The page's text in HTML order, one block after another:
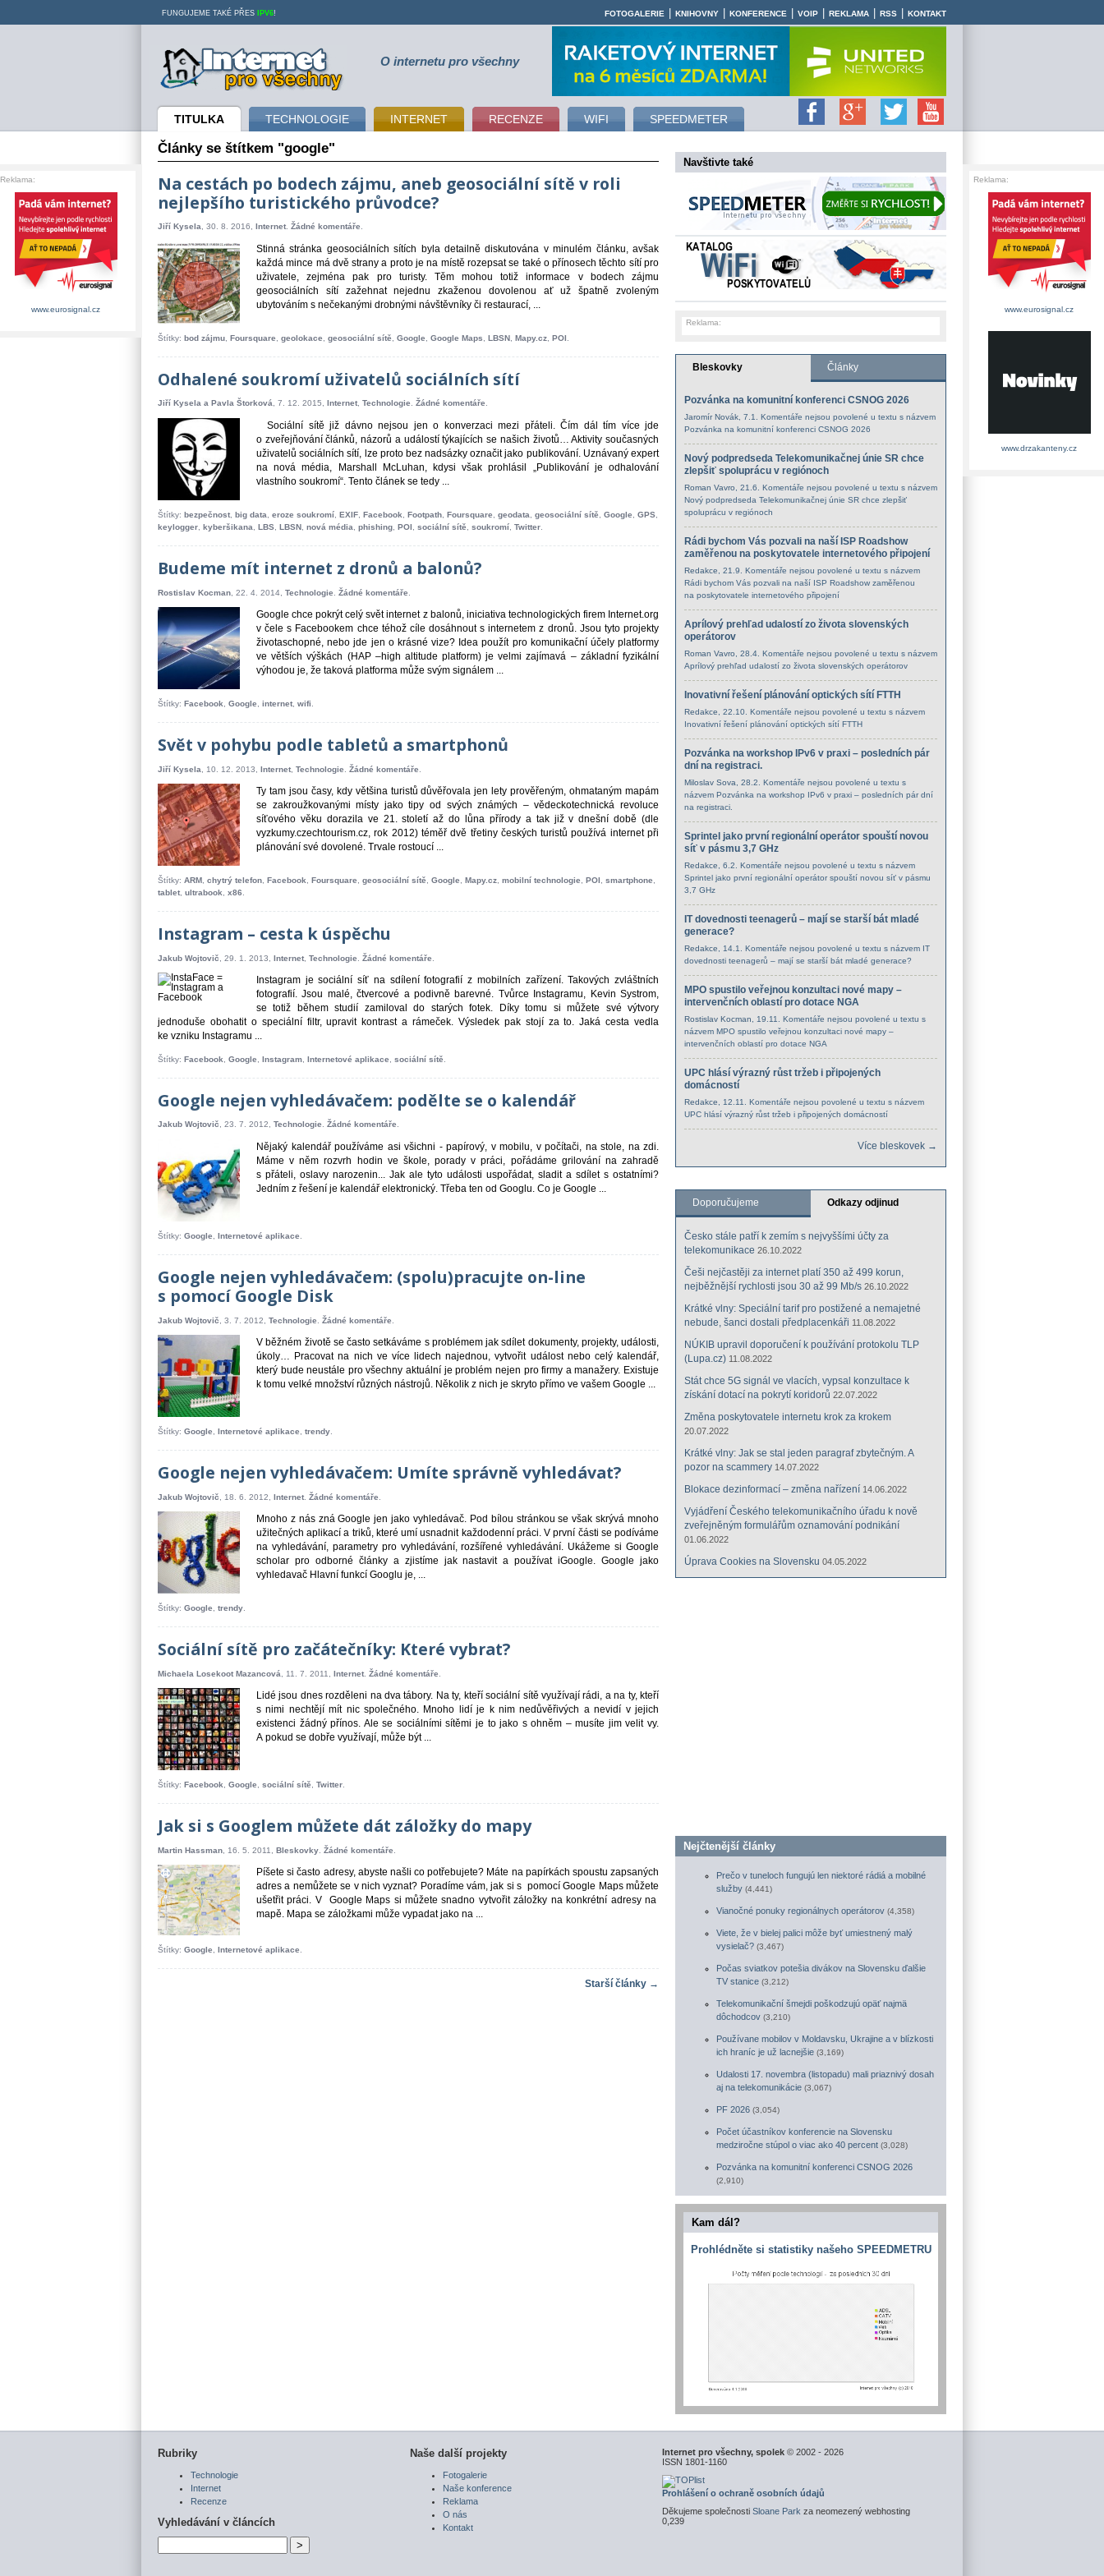
Internet pro všechny O internetu pro všechny
TITULKA TECHNOLOGIE INTERNET RECENZE WIFI SPEEDMETER
FUNGUJEME TAKÉ PŘES IPV6! FOTOGALERIE KNIHOVNY KONFERENCE VOIP REKLAMA RSS KONTAKT
Články se štítkem "google"
Na cestách po bodech zájmu, aneb geosociální sítě v roli
nejlepšího turistického průvodce?
Jiří Kysela, 30. 8. 2016, Internet. Žádné komentáře.
Stinná stránka geosociálních sítích byla detailně diskutována v minulém článku, avšak
každá mince má dvě strany a proto je na místě rozepsat se také o přínosech těchto sítí pro
uživatele, zejména pak pro turisty. Těm mohou totiž informace v bodech zájmu
geosociálních sítí zažehnat nejednu zkaženou dovolenou ať už špatně zvoleným
ubytováním s nečekanými drobnými návštěvníky či restaurací, ...
Štítky: bod zájmu Foursquare geolokace geosociální sítě Google Google Maps LBSN Mapy.cz POI
Odhalené soukromí uživatelů sociálních sítí
Jiří Kysela a Pavla Štorková, 7. 12. 2015, Internet, Technologie. Žádné komentáře.
Sociální sítě již dávno nejsou jen o konverzaci mezi přáteli. Čím dál tím více jde
o zveřejňování článků, názorů a událostí týkajících se našich životů… Aktivity současných
uživatelů sociálních sítí, lze proto bez nadsázky označit jako publikování. Uznávaný expert
na nová média, Marshall McLuhan, kdysi však prohlásil „Publikování je odhalování
vlastního soukromí“. Tento článek se tedy ...
Štítky: bezpečnost big data eroze soukromí EXIF Facebook Footpath Foursquare geodata geosociální sítě Google GPS
keylogger kyberšikana LBS LBSN nová média phishing POI sociální sítě soukromí Twitter
Budeme mít internet z dronů a balonů?
Rostislav Kocman , 22. 4. 2014, Technologie Žádné komentáře
Google chce pokrýt celý svět internet z balonů, iniciativa technologických firem Internet.org
v čele s Facebookem chce téhož cíle dosáhnout s internetem z dronů. Jsou tyto projekty
životaschopné, nebo jde jen o krásné vize? Idea použít pro komunikační účely platformy
ve větších výškách (HAP –high altitude platform) je velmi zajímavá – základní fyzikální
výhodou je, že taková platforma může svým signálem ...
Štítky: Facebook Google internet wifi
Svět v pohybu podle tabletů a smartphonů
Jiří Kysela , 10. 12. 2013, Internet Technologie Žádné komentáře
Ty tam jsou časy, kdy většina turistů důvěřovala jen lety prověřeným, ohmataným mapám
se zakroužkovanými místy jako tipy od svých známých – vědeckotechnická revoluce
síťového věku dorazila ve 21. století až do lůna přírody a tak již v dnešní době (dle
vyzkumy.czechtourism.cz, rok 2012) téměř dvě třetiny českých turistů používá internet při
plánování své dovolené. Trvale rostoucí ...
Štítky: ARM chytrý telefon Facebook Foursquare geosociální sítě Google Mapy.cz mobilní technologie POI smartphone
tablet ultrabook x86
Instagram – cesta k úspěchu
Jakub Wojtovič , 29. 1. 2013, Internet Technologie Žádné komentáře
Instagram je sociální síť na sdílení fotografií z mobilních zařízení. Takových zvláštních
fotografií. Jsou malé, čtvercové a podivně barevné. Tvůrce Instagramu, Kevin Systrom,
se totiž během studií zamiloval do starých fotek. Díky tomu si můžete své výtvory
jednoduše obohatit o speciální filtr, upravit kontrast a rámeček. Výsledek pak stojí za to. Jaká cesta vedla
ke vzniku Instagramu ...
Štítky: Facebook Google Instagram Internetové aplikace sociální sítě
Google nejen vyhledávačem: podělte se o kalendář
Jakub Wojtovič, 23. 7. 2012, Technologie. Žádné komentáře.
Nějaký kalendář používáme asi všichni - papírový, v mobilu, v počítači, na stole, na zdi.
Máme v něm rozvrh hodin ve škole, porady v práci, pořádáme grilování na zahradě
s přáteli, oslavy narozenin... Jak ale tyto události uspořádat, sladit a sdílet s ostatními?
Jedním z řešení je kalendář elektronický. Třeba ten od Googlu. Co je Google ...
Štítky: Google Internetové aplikace
Google nejen vyhledávačem: (spolu)pracujte on-line
s pomocí Google Disk
Jakub Wojtovič , 3. 7. 2012, Technologie Žádné komentáře
V běžném životě se často setkáváme s problémem jak sdílet dokumenty, projekty, události,
úkoly… Pracovat na nich ve více lidech najednou, vytvořit událost nebo celý kalendář,
který bude neustále pro všechny aktuální je problém nejen pro firmy a manažery. Existuje
k tomu velké množství různých nástrojů. Několik z nich je skryto přímo ve vašem Google ...
Štítky: Google Internetové aplikace trendy
Google nejen vyhledávačem: Umíte správně vyhledávat?
Jakub Wojtovič , 18. 6. 2012, Internet Žádné komentáře
Mnoho z nás zná Google jen jako vyhledávač. Pod bílou stránkou se však skrývá mnoho
užitečných aplikací a triků, které umí usnadnit každodenní práci. V první části se podíváme
na vyhledávání, parametry pro vyhledávání, rozšířené vyhledávání. Ukážeme si Google
scholar pro odborné články a zjistíme jak nastavit a používat iGoogle. Google jako
vyhledavač Hlavní funkcí Googlu je, ...
Štítky: Google trendy
Sociální sítě pro začátečníky: Které vybrat?
Michaela Losekoot Mazancová , 11. 7. 2011, Internet Žádné komentáře
Lidé jsou dnes rozděleni na dva tábory. Na ty, kteří sociální sítě využívají rádi, a na ty, kteří
s nimi nechtějí mít nic společného. Mnoho lidí je k nim nedůvěřivých a nevidí v jejich
existenci žádný přínos. Ale se sociálními sítěmi je to jako s ohněm – musíte jim velit vy.
A pokud se dobře využívají, může být ...
Štítky: Facebook Google sociální sítě Twitter
Jak si s Googlem můžete dát záložky do mapy
Martin Hassman , 16. 5. 2011, Bleskovky Žádné komentáře
Píšete si často adresy, abyste našli co potřebujete? Máte na papírkách spoustu zapsaných
adres a nemůžete se v nich vyznat? Poradíme vám, jak si s pomocí Google Maps můžete
ušetřit práci. V Google Maps si můžete snadno vytvořit záložky na konkrétní adresy na
mapě. Mapa se záložkami může vypadat jako na ...
Štítky: Google Internetové aplikace
Starší články →
Navštivte také
Reklama:
Bleskovky
Pozvánka na komunitní konferenci CSNOG 2026
Jaromír Novák , 7.1. Komentáře nejsou povolené u textu s názvem
Pozvánka na komunitní konferenci CSNOG 2026
Nový podpredseda Telekomunikačnej únie SR chce
zlepšiť spoluprácu v regiónoch
Roman Vavro , 21.6. Komentáře nejsou povolené u textu s názvem
Nový podpredseda Telekomunikačnej únie SR chce zlepšiť
spoluprácu v regiónoch
Rádi bychom Vás pozvali na naší ISP Roadshow
zaměřenou na poskytovatele internetového připojení
Redakce , 21.9. Komentáře nejsou povolené u textu s názvem
Rádi bychom Vás pozvali na naší ISP Roadshow zaměřenou
na poskytovatele internetového připojení
Aprílový prehľad udalostí zo života slovenských
operátorov
Roman Vavro , 28.4. Komentáře nejsou povolené u textu s názvem
Aprílový prehľad udalostí zo života slovenských operátorov
Inovativní řešení plánování optických sítí FTTH
Redakce , 22.10. Komentáře nejsou povolené u textu s názvem
Inovativní řešení plánování optických sítí FTTH
Pozvánka na workshop IPv6 v praxi – posledních pár
dní na registraci.
Miloslav Sova , 28.2. Komentáře nejsou povolené u textu s
názvem Pozvánka na workshop IPv6 v praxi – posledních pár dní
na registraci.
Sprintel jako první regionální operátor spouští novou
síť v pásmu 3,7 GHz
Redakce , 6.2. Komentáře nejsou povolené u textu s názvem
Sprintel jako první regionální operátor spouští novou síť v pásmu
3,7 GHz
IT dovednosti teenagerů – mají se starší bát mladé
generace?
Redakce , 14.1. Komentáře nejsou povolené u textu s názvem IT
dovednosti teenagerů – mají se starší bát mladé generace?
MPO spustilo veřejnou konzultaci nové mapy –
intervenčních oblastí pro dotace NGA
Rostislav Kocman , 19.11. Komentáře nejsou povolené u textu s
názvem MPO spustilo veřejnou konzultaci nové mapy –
intervenčních oblastí pro dotace NGA
UPC hlásí výrazný růst tržeb i připojených
domácností
Redakce , 12.11. Komentáře nejsou povolené u textu s názvem
UPC hlásí výrazný růst tržeb i připojených domácností
Více bleskovek →
Články
Doporučujeme Odkazy odjinud
Česko stále patří k zemím s nejvyššími účty za
telekomunikace 26.10.2022
Češi nejčastěji za internet platí 350 až 499 korun,
nejběžnější rychlosti jsou 30 až 99 Mb/s 26.10.2022
Krátké vlny: Speciální tarif pro postižené a nemajetné
nebude, šanci dostali předplacenkáři 11.08.2022
NÚKIB upravil doporučení k používání protokolu TLP
(Lupa.cz) 11.08.2022
Stát chce 5G signál ve vlacích, vypsal konzultace k
získání dotací na pokrytí koridorů 22.07.2022
Změna poskytovatele internetu krok za krokem
20.07.2022
Krátké vlny: Jak se stal jeden paragraf zbytečným. A
pozor na scammery 14.07.2022
Blokace dezinformací – změna nařízení 14.06.2022
Vyjádření Českého telekomunikačního úřadu k nově
zveřejněným formulářům oznamování podnikání
01.06.2022
Úprava Cookies na Slovensku 04.05.2022
Nejčtenější články
Prečo v tuneloch fungujú len niektoré rádiá a mobilné
služby (4,441)
Vianočné ponuky regionálnych operátorov (4,358)
Viete, že v bielej palici môže byť umiestnený malý
vysielač? (3,467)
Počas sviatkov potešia divákov na Slovensku ďalšie
TV stanice (3,212)
Telekomunikační šmejdi poškodzujú opäť najmä
dôchodcov (3,210)
Používane mobilov v Moldavsku, Ukrajine a v blízkosti
ich hraníc je už lacnejšie (3,169)
Udalosti 17. novembra (listopadu) mali priaznivý dosah
aj na telekomunikácie (3,067)
PF 2026 (3,054)
Počet účastníkov konferencie na Slovensku
medziročne stúpol o viac ako 40 percent (3,028)
Pozvánka na komunitní konferenci CSNOG 2026
(2,910)
Kam dál?
Prohlédněte si statistiky našeho SPEEDMETRU
Reklama:
www.eurosignal.cz
Reklama:
www.eurosignal.cz
www.drzakanteny.cz
Rubriky
Technologie
Internet
Recenze
Vyhledávání v článcích
Naše další projekty
Fotogalerie
Naše konference
Reklama
O nás
Kontakt
Internet pro všechny, spolek © 2002 - 2026
ISSN 1801-1160
Prohlášení o ochraně osobních údajů
Děkujeme společnostiSloane Park za neomezený webhosting
0,239